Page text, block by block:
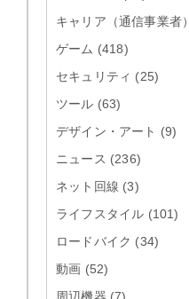
キャリア（通信事業者）
ゲーム (418)
セキュリティ (25)
ツール (63)
デザイン・アート (9)
ニュース (236)
ネット回線 (3)
ライフスタイル (101)
ロードバイク (34)
動画 (52)